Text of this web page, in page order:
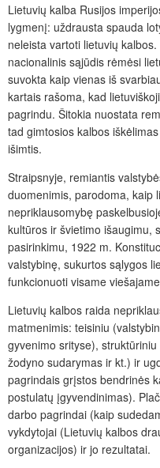
Lietuvių kalba Rusijos
lygmenį: uždrausta spauda
neleista vartoti lietuvių
nacionalinis sąjūdis rėmėsi
suvokta kaip vienas iš
kartais rašoma, kad
pagrindu. Šitokia nuostata
tad gimtosios kalbos
išimtis.
Straipsnyje, remiantis
duomenimis, parodoma, kaip
nepriklausomybę
kultūros ir švietimo išaugimu,
pasirinkimu, 1922 m.
valstybinę, sukurtos sąlygos
funkcionuoti visame
Lietuvių kalbos raida
matmenimis: teisiniu
gyvenimo srityse),
žodyno sudarymas ir kt.) ir
pagrindais grįstos bendrinės
postulatų įgyvendinimas).
darbo pagrindai (kaip
vykdytojai (Lietuvių kalbos
organizacijos) ir jo rezultatai.